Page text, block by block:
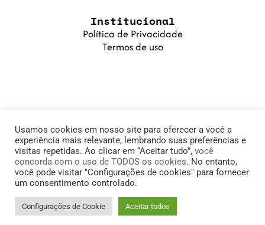
Institucional
Política de Privacidade
Termos de uso
© 2025 Cursinho da Poli. Fundação PoliSaber |
11.905.215/0001-78
Usamos cookies em nosso site para oferecer a você a
experiência mais relevante, lembrando suas preferências e
visitas repetidas. Ao clicar em “Aceitar tudo”, você
concorda com o uso de TODOS os cookies. No entanto,
você pode visitar "Configurações de cookies" para fornecer
um consentimento controlado.
Configurações de Cookie Aceitar todos